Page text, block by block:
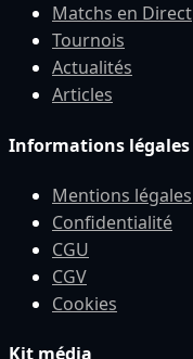
Matchs en Direct
Tournois
Actualités
Articles
Informations légales
Mentions légales
Confidentialité
CGU
CGV
Cookies
Kit média